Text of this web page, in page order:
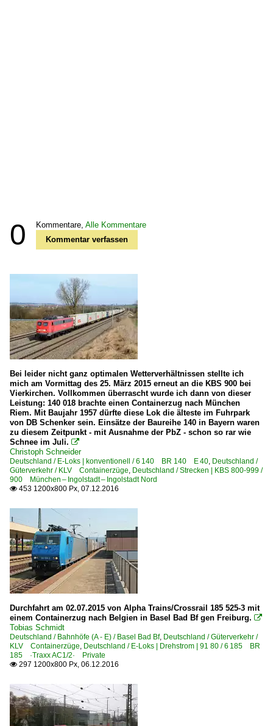
0 Kommentare, Alle Kommentare
Kommentar verfassen
Bei leider nicht ganz optimalen Wetterverhältnissen stellte ich
mich am Vormittag des 25. März 2015 erneut an die KBS 900 bei
Vierkirchen. Vollkommen überrascht wurde ich dann von dieser
Leistung: 140 018 brachte einen Containerzug nach München
Riem. Mit Baujahr 1957 dürfte diese Lok die älteste im Fuhrpark
von DB Schenker sein. Einsätze der Baureihe 140 in Bayern waren
zu diesem Zeitpunkt - mit Ausnahme der PbZ - schon so rar wie
Schnee im Juli. 
Christoph Schneider
Deutschland / E-Loks | konventionell / 6 140 BR 140 E 40, Deutschland /
Güterverkehr / KLV Containerzüge, Deutschland / Strecken | KBS 800-999 /
900 München – Ingolstadt – Ingolstadt Nord
 453 1200x800 Px, 07.12.2016
Durchfahrt am 02.07.2015 von Alpha Trains/Crossrail 185 525-3 mit
einem Containerzug nach Belgien in Basel Bad Bf gen Freiburg. 
Tobias Schmidt
Deutschland / Bahnhöfe (A - E) / Basel Bad Bf, Deutschland / Güterverkehr /
KLV Containerzüge, Deutschland / E-Loks | Drehstrom | 91 80 / 6 185 BR
185 ·Traxx AC1/2· Private
 297 1200x800 Px, 06.12.2016